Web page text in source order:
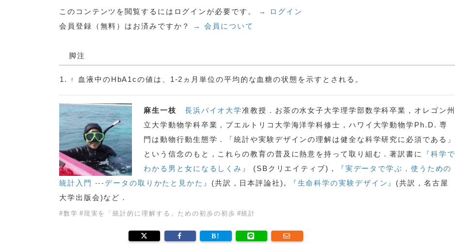
このコンテンツを閲覧するにはログインが必要です。
→ ログイン
会員登録（無料）はお済みですか？
→ 会員について
脚注
1. ↑ 血液中のHbA1cの値は、1-2ヵ月単位の平均的な血糖の状態を示すとされる。
麻生一枝 長浜バイオ大学准教授．お茶の水女子大学理学部数学科卒業，オレゴン州
立大学動物学科卒業，プエルトリコ大学海洋学科修士，ハワイ大学動物学Ph.D. 専
門は動物行動生態学．「統計や実験デザインの理解は健全な科学研究に必須である」
という信念のもと，これらの教育の普及に熱意を持って取り組む．著訳書に
『科学で
わかる男と女になるしくみ』
(SBクリエイティブ)，
『実データで学ぶ，使うための
統計入門 ---データの取りかたと見かた』 (共訳，日本評論社), 『生命科学の実験デザイン』 (共訳，名古屋
大学出版会)など．
#数学 #現実を「統計的に理解する」ための初歩の初歩 #統計